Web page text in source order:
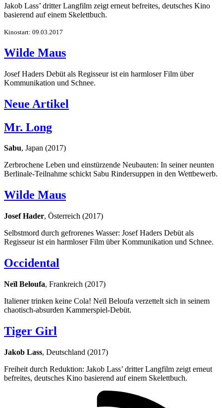
Jakob Lass’ dritter Langfilm zeigt erneut befreites, deutsches Kino
basierend auf einem Skelettbuch.
Kinostart: 09.03.2017
Wilde Maus
Josef Haders Debüt als Regisseur ist ein harmloser Film über
Kommunikation und Schnee.
Neue Artikel
Mr. Long
Sabu, Japan (2017)
Zerbrochene Leben und einstürzende Neubauten: In seiner neunten
Berlinale-Teilnahme schickt Sabu Rindersuppen in den Wettbewerb.
Wilde Maus
Josef Hader, Österreich (2017)
Selbstmord durch gefrorenes Wasser: Josef Haders Debüt als
Regisseur ist ein harmloser Film über Kommunikation und Schnee.
Occidental
Neïl Beloufa, Frankreich (2017)
Italiener trinken keine Cola! Neïl Beloufa verzettelt sich in seinem
chaotisch-absurden Kammerspiel-Debüt.
Tiger Girl
Jakob Lass, Deutschland (2017)
Freiheit durch Reduktion: Jakob Lass’ dritter Langfilm zeigt erneut
befreites, deutsches Kino basierend auf einem Skelettbuch.